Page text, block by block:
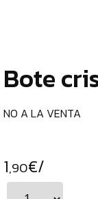
640271930
Bote
NO A LA VENTA
1,90€/